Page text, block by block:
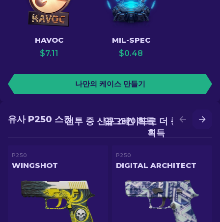
HAVOC
$7.11
MIL-SPEC
$0.48
나만의 케이스 만들기
업그레이드로 더 좋은 스킨
획득
전투 중 신규 스킨 획득
유사 P250 스킨
P250
WINGSHOT
P250
DIGITAL ARCHITECT